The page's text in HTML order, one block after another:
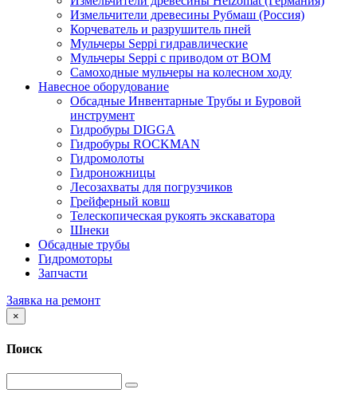
Измельчители древесины Рубмаш (Россия)
Корчеватель и разрушитель пней
Мульчеры Seppi гидравлические
Мульчеры Seppi с приводом от ВОМ
Самоходные мульчеры на колесном ходу
Навесное оборудование
Обсадные Инвентарные Трубы и Буровой
инструмент
Гидробуры DIGGA
Гидробуры ROCKMAN
Гидромолоты
Гидроножницы
Лесозахваты для погрузчиков
Грейферный ковш
Телескопическая рукоять экскаватора
Шнеки
Обсадные трубы
Гидромоторы
Запчасти
Заявка на ремонт
×
Поиск